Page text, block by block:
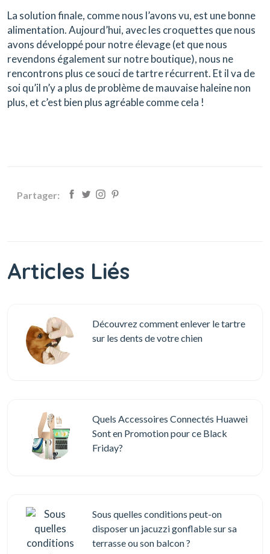
La solution finale, comme nous l’avons vu, est une bonne
alimentation. Aujourd’hui, avec les croquettes que nous
avons développé pour notre élevage (et que nous
revendons également sur notre boutique), nous ne
rencontrons plus ce souci de tartre récurrent. Et il va de
soi qu’il n’y a plus de problème de mauvaise haleine non
plus, et c’est bien plus agréable comme cela !
Partager:
Articles Liés
Découvrez comment enlever le tartre
sur les dents de votre chien
Quels Accessoires Connectés Huawei
Sont en Promotion pour ce Black
Friday?
Sous quelles conditions peut-on
disposer un jacuzzi gonflable sur sa
terrasse ou son balcon ?